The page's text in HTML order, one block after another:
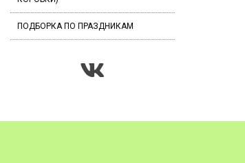
ПОДБОРКА ПО ПРАЗДНИКАМ